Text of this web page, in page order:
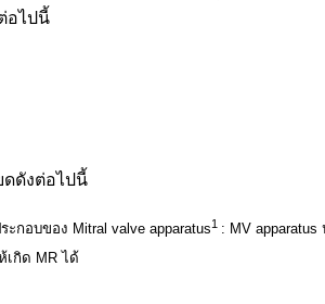
อไปนี้
ดดังต่อไปนี้
ะกอบของ Mitral valve apparatus1 : MV
กิด MR ได้